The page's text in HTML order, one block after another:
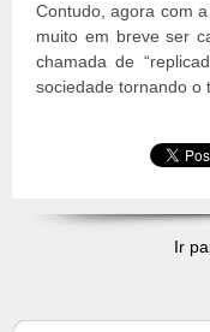
Contudo, agora com
muito em breve ser
chamada de
sociedade tornando o
Ir